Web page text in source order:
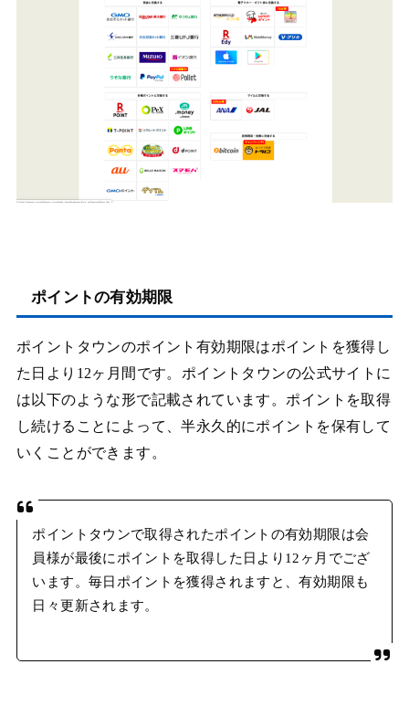
ポイントの有効期限
ポイントタウンのポイント有効期限はポイントを獲得し
た日より12ヶ月間です。ポイントタウンの公式サイトに
は以下のような形で記載されています。ポイントを取得
し続けることによって、半永久的にポイントを保有して
いくことができます。
ポイントタウンで取得されたポイントの有効期限は会
員様が最後にポイントを取得した日より12ヶ月でござ
います。毎日ポイントを獲得されますと、有効期限も
日々更新されます。